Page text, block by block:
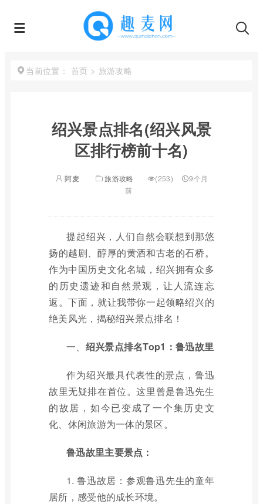
当前位置： 首页 > 旅游攻略
绍兴景点排名(绍兴风景
区排行榜前十名)
阿麦 旅游攻略 (253)
9个月
前
提起绍兴，人们自然会联想到那悠
扬的越剧、醇厚的黄酒和古老的石桥。
作为中国历史文化名城，绍兴拥有众多
的历史遗迹和自然景观，让人流连忘
返。下面，就让我带你一起领略绍兴的
绝美风光，揭秘绍兴景点排名！
一、 绍兴景点排名Top1：鲁迅故里
作为绍兴最具代表性的景点，鲁迅
故里无疑排在首位。这里曾是鲁迅先生
的故居，如今已变成了一个集历史文
化、休闲旅游为一体的景区。
鲁迅故里主要景点：
1. 鲁迅故居：参观鲁迅先生的童年
居所，感受他的成长环境。